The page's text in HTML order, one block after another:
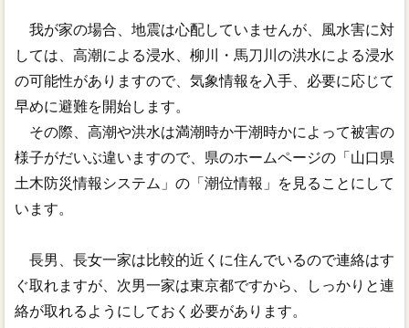
我が家の場合、地震は心配していませんが、風水害に対
しては、高潮による浸水、柳川・馬刀川の洪水による浸水
の可能性がありますので、気象情報を入手、必要に応じて
早めに避難を開始します。
その際、高潮や洪水は満潮時か干潮時かによって被害の
様子がだいぶ違いますので、県のホームページの「山口県
土木防災情報システム」の「潮位情報」を見ることにして
います。
長男、長女一家は比較的近くに住んでいるので連絡はす
ぐ取れますが、次男一家は東京都ですから、しっかりと連
絡が取れるようにしておく必要があります。